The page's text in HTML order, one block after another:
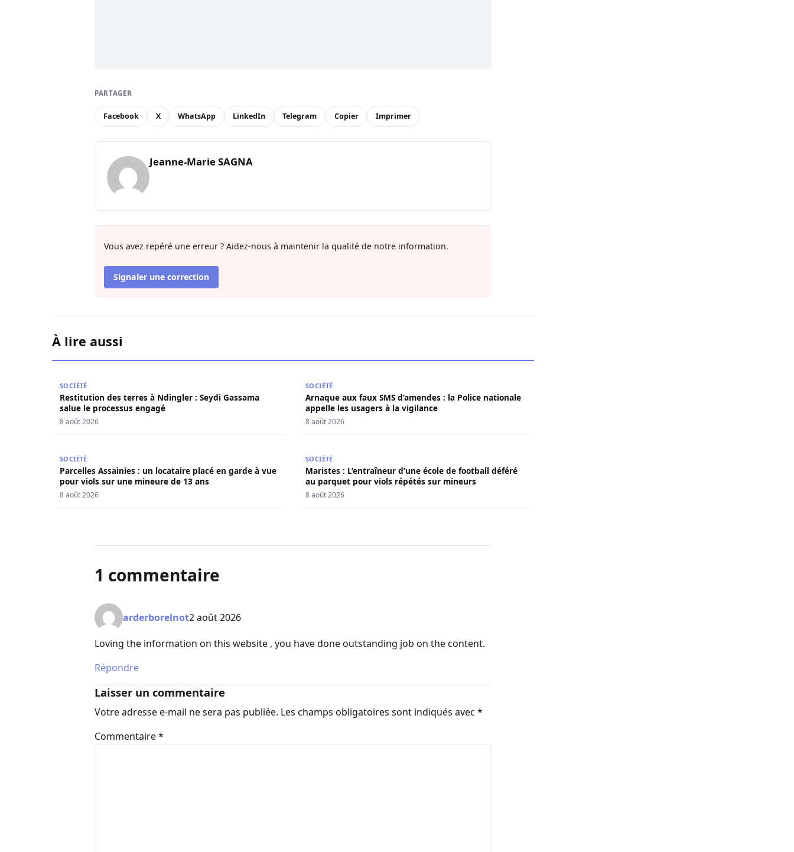
PARTAGER
Facebook X WhatsApp LinkedIn Telegram Copier Imprimer
Jeanne-Marie SAGNA
Vous avez repéré une erreur ? Aidez-nous à maintenir la qualité de notre information.
Signaler une correction
À lire aussi
SOCIÉTÉ
Restitution des terres à Ndingler : Seydi Gassama
salue le processus engagé
8 août 2026
SOCIÉTÉ
Arnaque aux faux SMS d’amendes : la Police nationale
appelle les usagers à la vigilance
8 août 2026
SOCIÉTÉ
Parcelles Assainies : un locataire placé en garde à vue
pour viols sur une mineure de 13 ans
8 août 2026
SOCIÉTÉ
Maristes : L’entraîneur d’une école de football déféré
au parquet pour viols répétés sur mineurs
8 août 2026
1 commentaire
arderborelnot2 août 2026
Loving the information on this website , you have done outstanding job on the content.
Répondre
Laisser un commentaire
Votre adresse e-mail ne sera pas publiée. Les champs obligatoires sont indiqués avec *
Commentaire*